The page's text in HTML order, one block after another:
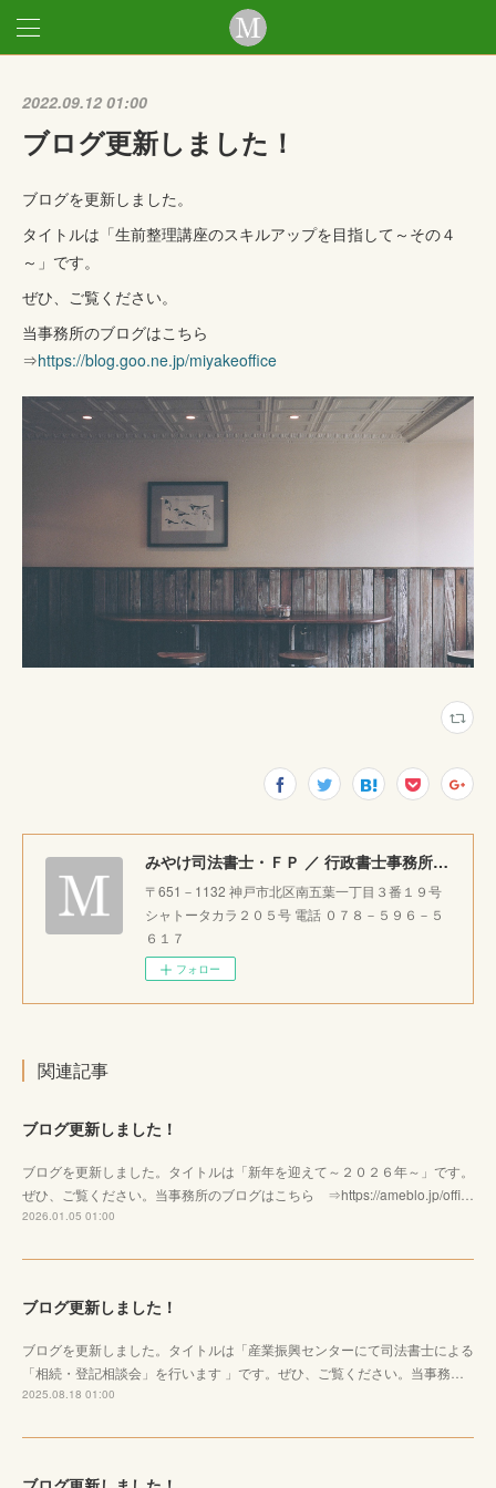
2022.09.12 01:00
ブログ更新しました！
ブログを更新しました。
タイトルは「生前整理講座のスキルアップを目指して～その４
～」です。
ぜひ、ご覧ください。
当事務所のブログはこちら
⇒https://blog.goo.ne.jp/miyakeoffice
みやけ司法書士・ＦＰ ／ 行政書士事務所 ｜神戸市北区で相続・成年後見・生前整理のご相談をお受けしています。
〒651－1132 神戸市北区南五葉一丁目３番１９号
シャトータカラ２０５号 電話 ０７８－５９６－５
６１７
フォロー
関連記事
ブログ更新しました！
ブログを更新しました。タイトルは「新年を迎えて～２０２６年～」です。
ぜひ、ご覧ください。当事務所のブログはこちら ⇒https://ameblo.jp/offi…
2026.01.05 01:00
ブログ更新しました！
ブログを更新しました。タイトルは「産業振興センターにて司法書士による
「相続・登記相談会」を行います 」です。ぜひ、ご覧ください。当事務…
2025.08.18 01:00